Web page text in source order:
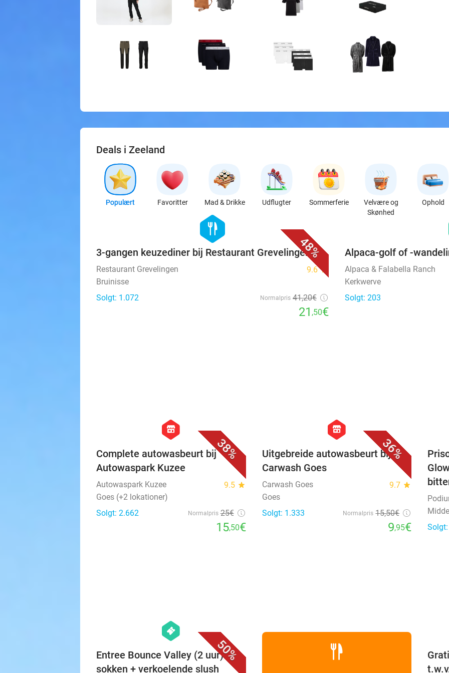
Deals i Zeeland
Populært Favoritter Mad & Drikke Udflugter Sommerferie
Velvære og
Skønhed
Ophold
48%
hexagon
food
3-gangen keuzediner bij Restaurant Grevelingen
Restaurant Grevelingen 9.6star
Bruinisse
Solgt: 1.072
Normalpris 41,20€
21 ,50€
Alpaca-golf of -
Alpaca & Falabella Ranch
Kerkwerve
Solgt: 203
38%
hexagon
store
Complete autowasbeurt bij
Autowaspark Kuzee
Autowaspark Kuzee 9.5 star
Goes (+2 lokationer)
Solgt: 2.662
Normalpris 25€
15,50€
36%
hexagon
store
Uitgebreide autowasbeurt bij
Carwash Goes
Carwash Goes 9.7 star
Goes
Solgt: 1.333
Normalpris 15,50€
9,95€
50%
hexagon
events
Entree Bounce Valley (2 uur) +
sokken + verkoelende slush